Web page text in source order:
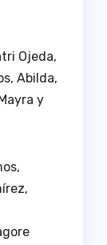
Ojeda,
Abilda,
y